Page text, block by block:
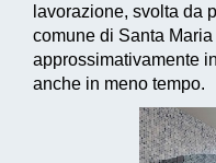
lavorazione, svolta da
comune di Santa
approssimativamente
anche in meno tempo.